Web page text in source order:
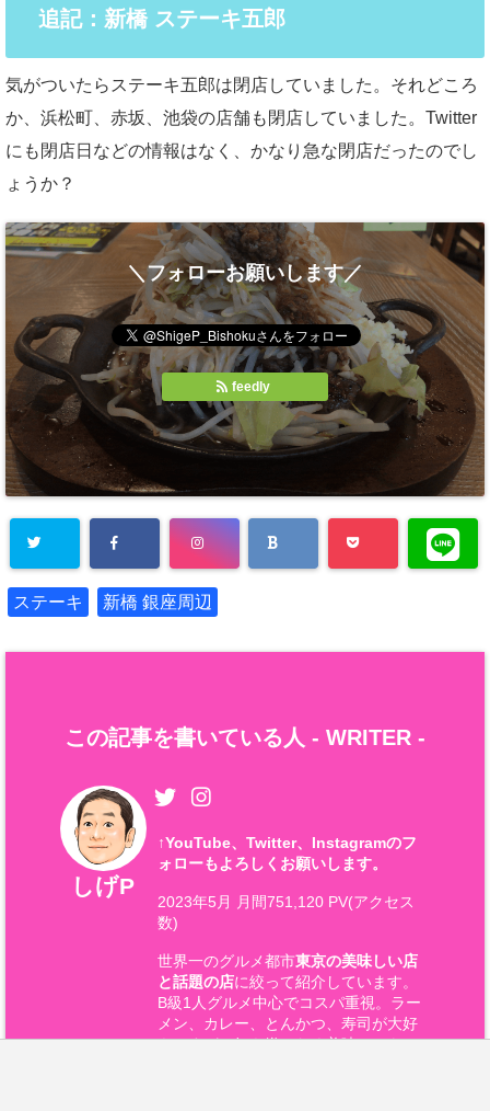
追記：新橋 ステーキ五郎
気がついたらステーキ五郎は閉店していました。それどころ
か、浜松町、赤坂、池袋の店舗も閉店していました。Twitter
にも閉店日などの情報はなく、かなり急な閉店だったのでし
ょうか？
＼フォローお願いします／
feedly
ステーキ 新橋 銀座周辺
この記事を書いている人 - WRITER -
しげP
↑YouTube、Twitter、Instagramのフ
ォローもよろしくお願いします。
2023年5月 月間751,120 PV(アクセス
数)
世界一のグルメ都市東京の美味しい店
と話題の店に絞って紹介しています。
B級1人グルメ中心でコスパ重視。ラー
メン、カレー、とんかつ、寿司が大好
きですが、好き嫌いなく美味しいもの